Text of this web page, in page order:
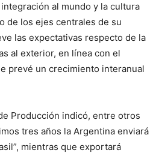
al mundo y la cultura
de los ejes centrales de su
las expectativas respecto de la
al exterior, en línea con el
prevé un crecimiento interanual
Producción indicó, entre otros
tres años la Argentina enviará
mientras que exportará